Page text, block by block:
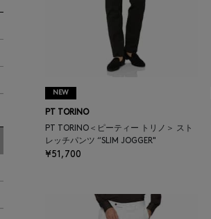
NEW
PT TORINO
PT TORINO＜ピーティー トリノ＞ スト
レッチパンツ “SLIM JOGGER"
¥51,700